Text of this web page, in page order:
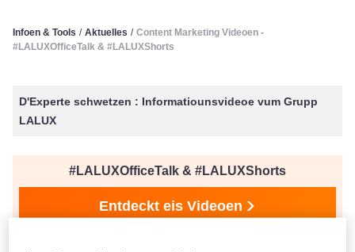
Infoen & Tools / Aktuelles / Content Marketing Videoen -
#LALUXOfficeTalk & #LALUXShorts
D'Experte schwetzen : Informatiounsvideoe vum Grupp
LALUX
#LALUXOfficeTalk & #LALUXShorts
Entdeckt eis Videoen